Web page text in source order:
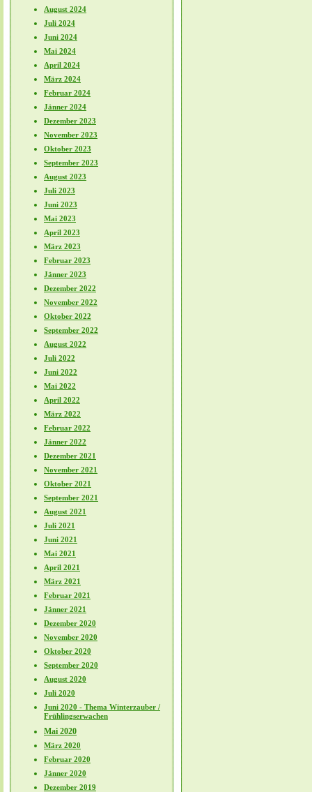
August 2024
Juli 2024
Juni 2024
Mai 2024
April 2024
März 2024
Februar 2024
Jänner 2024
Dezember 2023
November 2023
Oktober 2023
September 2023
August 2023
Juli 2023
Juni 2023
Mai 2023
April 2023
März 2023
Februar 2023
Jänner 2023
Dezember 2022
November 2022
Oktober 2022
September 2022
August 2022
Juli 2022
Juni 2022
Mai 2022
April 2022
März 2022
Februar 2022
Jänner 2022
Dezember 2021
November 2021
Oktober 2021
September 2021
August 2021
Juli 2021
Juni 2021
Mai 2021
April 2021
März 2021
Februar 2021
Jänner 2021
Dezember 2020
November 2020
Oktober 2020
September 2020
August 2020
Juli 2020
Juni 2020 - Thema Winterzauber /
Frühlingserwachen
Mai 2020
März 2020
Februar 2020
Jänner 2020
Dezember 2019